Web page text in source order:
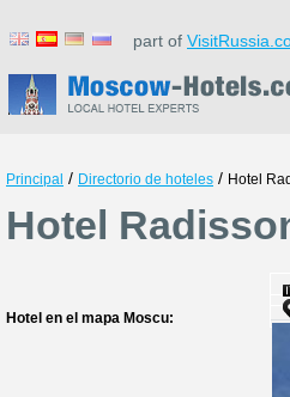
part of
Principal / Directorio de hoteles / Hotel
Hotel
Hotel en el mapa Moscu: